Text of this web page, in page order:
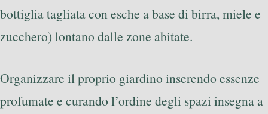
bottiglia tagliata con esche a base di birra, miele e
zucchero) lontano dalle zone abitate.
Organizzare il proprio giardino inserendo essenze
profumate e curando l’ordine degli spazi insegna a